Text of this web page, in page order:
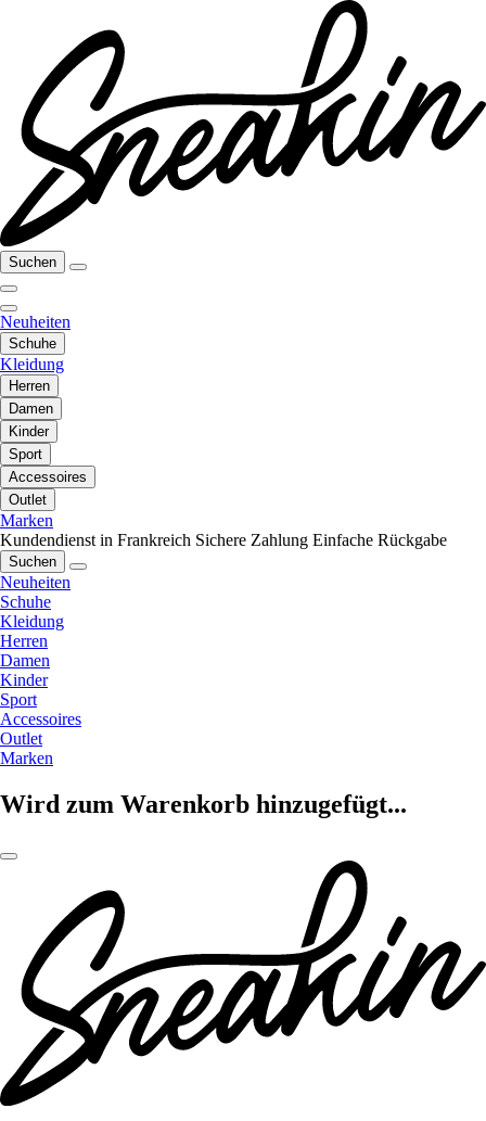
Suchen
Neuheiten
Schuhe
Kleidung
Herren
Damen
Kinder
Sport
Accessoires
Outlet
Marken
Kundendienst in Frankreich Sichere Zahlung Einfache Rückgabe
Suchen
Neuheiten
Schuhe
Kleidung
Herren
Damen
Kinder
Sport
Accessoires
Outlet
Marken
Wird zum Warenkorb hinzugefügt...